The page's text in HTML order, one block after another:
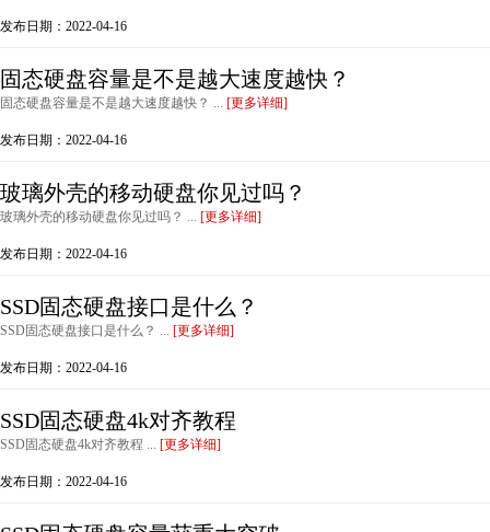
发布日期：2022-04-16
固态硬盘容量是不是越大速度越快？
固态硬盘容量是不是越大速度越快？ ... [更多详细]
发布日期：2022-04-16
玻璃外壳的移动硬盘你见过吗？
玻璃外壳的移动硬盘你见过吗？ ... [更多详细]
发布日期：2022-04-16
SSD固态硬盘接口是什么？
SSD固态硬盘接口是什么？ ... [更多详细]
发布日期：2022-04-16
SSD固态硬盘4k对齐教程
SSD固态硬盘4k对齐教程 ... [更多详细]
发布日期：2022-04-16